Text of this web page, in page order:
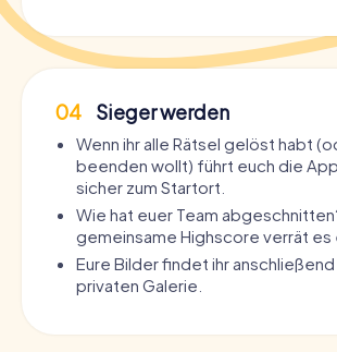
04 Sieger werden
Wenn ihr alle Rätsel gelöst habt
beenden wollt) führt euch die
sicher zum Startort.
Wie hat euer Team
gemeinsame Highscore verrät es
Eure Bilder findet ihr
privaten Galerie.